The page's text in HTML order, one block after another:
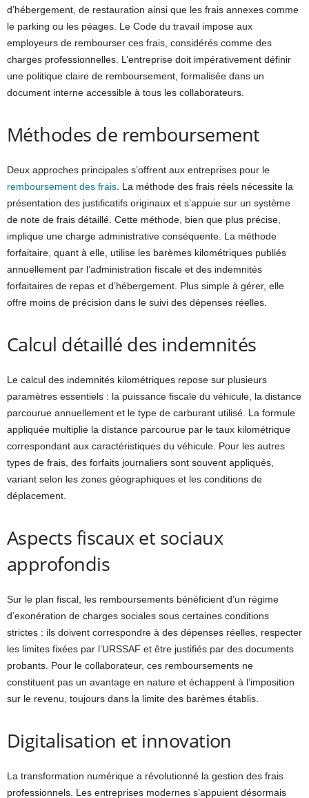
d’hébergement, de restauration ainsi que les frais annexes comme
le parking ou les péages. Le Code du travail impose aux
employeurs de rembourser ces frais, considérés comme des
charges professionnelles. L’entreprise doit impérativement définir
une politique claire de remboursement, formalisée dans un
document interne accessible à tous les collaborateurs.
Méthodes de remboursement
Deux approches principales s’offrent aux entreprises pour le
remboursement des frais. La méthode des frais réels nécessite la
présentation des justificatifs originaux et s’appuie sur un système
de note de frais détaillé. Cette méthode, bien que plus précise,
implique une charge administrative conséquente. La méthode
forfaitaire, quant à elle, utilise les barèmes kilométriques publiés
annuellement par l’administration fiscale et des indemnités
forfaitaires de repas et d’hébergement. Plus simple à gérer, elle
offre moins de précision dans le suivi des dépenses réelles.
Calcul détaillé des indemnités
Le calcul des indemnités kilométriques repose sur plusieurs
paramètres essentiels : la puissance fiscale du véhicule, la distance
parcourue annuellement et le type de carburant utilisé. La formule
appliquée multiplie la distance parcourue par le taux kilométrique
correspondant aux caractéristiques du véhicule. Pour les autres
types de frais, des forfaits journaliers sont souvent appliqués,
variant selon les zones géographiques et les conditions de
déplacement.
Aspects fiscaux et sociaux
approfondis
Sur le plan fiscal, les remboursements bénéficient d’un régime
d’exonération de charges sociales sous certaines conditions
strictes : ils doivent correspondre à des dépenses réelles, respecter
les limites fixées par l’URSSAF et être justifiés par des documents
probants. Pour le collaborateur, ces remboursements ne
constituent pas un avantage en nature et échappent à l’imposition
sur le revenu, toujours dans la limite des barèmes établis.
Digitalisation et innovation
La transformation numérique a révolutionné la gestion des frais
professionnels. Les entreprises modernes s’appuient désormais